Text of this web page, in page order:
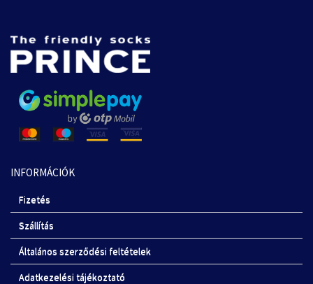
INFORMÁCIÓK
Fizetés
Szállítás
Általános szerződési feltételek
Adatkezelési tájékoztató